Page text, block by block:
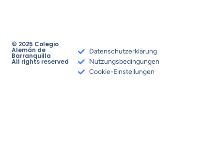
© 2025 Colegio
Alemán de
Barranquilla
All rights reserved
Datenschutzerklärung
Nutzungsbedingungen
Cookie-Einstellungen